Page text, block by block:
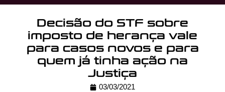
Decisão do STF sobre
imposto de herança vale
para casos novos e para
quem já tinha ação na
Justiça
03/03/2021